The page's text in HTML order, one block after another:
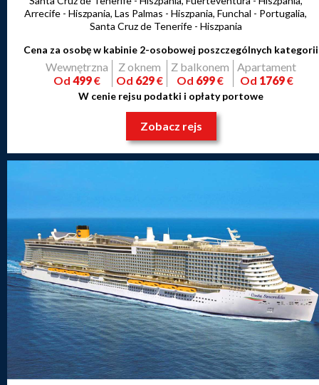
Arrecife - Hiszpania, Las Palmas - Hiszpania, Funchal - Portugalia,
Santa Cruz de Tenerife - Hiszpania
Cena za osobę w kabinie 2-osobowej poszczególnych kategorii
Wewnętrzna
Od 499€
Z oknem
Od 629€
Z balkonem
Od 699€
Apartament
Od 1769€
W cenie rejsu podatki i opłaty portowe
Zobacz rejs